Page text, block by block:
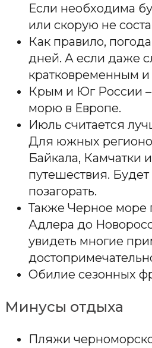
Если необходима
или скорую не
Как правило,
дней. А если даже
кратковременным
Крым и Юг России –
морю в Европе.
Июль считается
Для южных
Байкала, Камчатки
путешествия. Будет
позагорать.
Также Черное море
Адлера до
увидеть многие
Обилие сезонных
Минусы отдыха
Пляжи